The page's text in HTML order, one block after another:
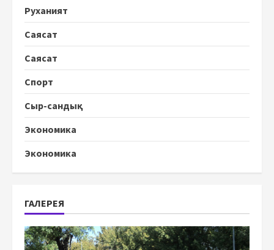
Руханият
Саясат
Саясат
Спорт
Сыр-сандық
Экономика
Экономика
ГАЛЕРЕЯ